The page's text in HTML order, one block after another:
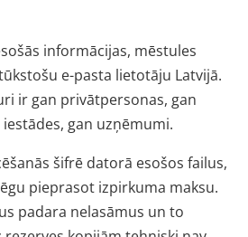
informācijas, mēstules
e-pasta lietotāju Latvijā.
ir gan privātpersonas, gan
gan uzņēmumi.
šifrē datorā esošos failus,
pieprasot izpirkuma maksu.
padara nelasāmus un to